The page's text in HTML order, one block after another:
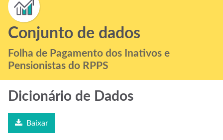
Grupos
Sobre
Conjunto de dados
Folha de Pagamento dos Inativos e
Pensionistas do RPPS
Dicionário de Dados
Baixar